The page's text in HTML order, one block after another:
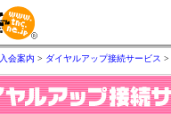
入会案内 > ダイヤルアップ接続サービス >